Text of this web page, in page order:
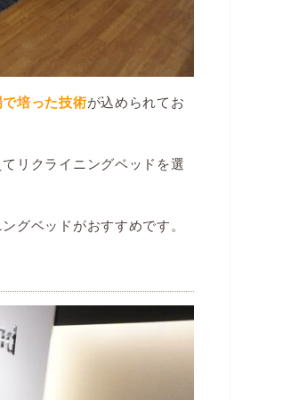
培った技術が込められてお
リクライニングベッドを選
グベッドがおすすめです。